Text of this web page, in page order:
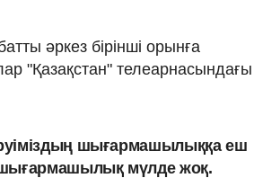
әркез бірінші орынға
"Қазақстан" телеарнасындағы
шығармашылыққа еш
шығармашылық мүлде жоқ.